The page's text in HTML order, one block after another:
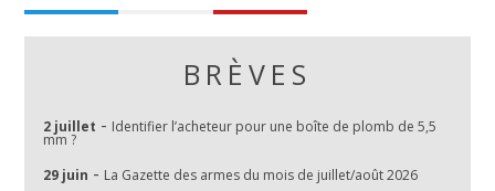
BRÈVES
2 juillet - Identifier l’acheteur pour une boîte de plomb de 5,5
mm ?
29 juin - La Gazette des armes du mois de juillet/août 2026